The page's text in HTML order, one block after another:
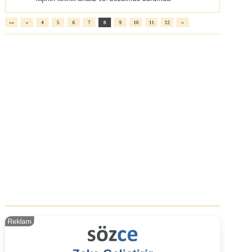
«« « 4 5 6 7 8 9 10 11 12 »
Reklam